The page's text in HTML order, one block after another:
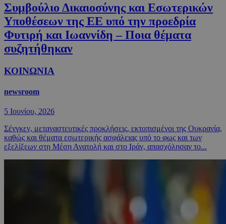
Συμβούλιο Δικαιοσύνης και Εσωτερικών
Υποθέσεων της ΕΕ υπό την προεδρία
Φυτιρή και Ιωαννίδη – Ποια θέματα
συζητήθηκαν
ΚΟΙΝΩΝΙΑ
newsroom
5 Ιουνίου, 2026
Σένγκεν, μεταναστευτικές προκλήσεις, εκτοπισμένοι της Ουκρανία,
καθώς και θέματα εσωτερικής ασφάλειας υπό το φως και των
εξελίξεων στη Μέση Ανατολή και στο Ιράν, απασχόλησαν το...